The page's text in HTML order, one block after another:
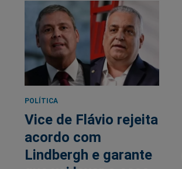
POLÍTICA
Vice de Flávio rejeita
acordo com
Lindbergh e garante